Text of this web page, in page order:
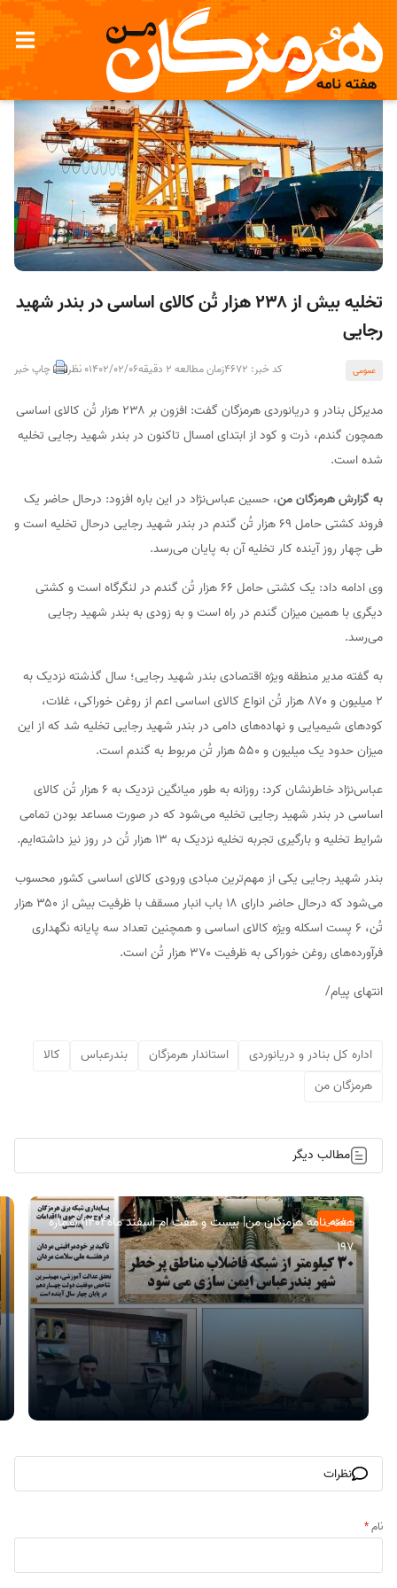
تخلیه بیش از ۲۳۸ هزار تُن کالای اساسی در بندر شهید
رجایی
عمومی کد خبر: 4672 زمان مطالعه 2 دقیقه 1402/02/060 نظر چاپ خبر
مدیرکل بنادر و دریانوردی هرمزگان گفت: افزون بر ۲۳۸ هزار تُن کالای اساسی
همچون گندم، ذرت و کود از ابتدای امسال تاکنون در بندر شهید رجایی تخلیه
شده است.
به گزارش هرمزگان من، حسین عباس‌نژاد در این باره افزود: درحال حاضر یک
فروند کشتی حامل ۶۹ هزار تُن گندم در بندر شهید رجایی درحال تخلیه است و
طی چهار روز آینده کار تخلیه آن به پایان می‌رسد.
وی ادامه داد: یک کشتی حامل ۶۶ هزار تُن گندم در لنگرگاه است و کشتی
دیگری با همین میزان گندم در راه است و به زودی به بندر شهید رجایی
می‌رسد.
به گفته مدیر منطقه ویژه اقتصادی بندر شهید رجایی؛ سال گذشته نزدیک به
۲ میلیون و ۸۷۰ هزار تُن انواع کالای اساسی اعم از روغن خوراکی، غلات،
کودهای شیمیایی و نهاده‌های دامی در بندر شهید رجایی تخلیه شد که از این
میزان حدود یک میلیون و ۵۵۰ هزار تُن مربوط به گندم است.
عباس‌نژاد خاطرنشان کرد: روزانه به طور میانگین نزدیک به ۶ هزار تُن کالای
اساسی در بندر شهید رجایی تخلیه می‌شود که در صورت مساعد بودن تمامی
شرایط تخلیه و بارگیری تجربه تخلیه نزدیک به ۱۳ هزار تُن در روز نیز داشته‌ایم.
بندر شهید رجایی یکی از مهم‌ترین مبادی ورودی کالای اساسی کشور محسوب
می‌شود که درحال حاضر دارای ۱۸ باب انبار مسقف با ظرفیت بیش از ۳۵۰ هزار
تُن، ۶ پست اسکله ویژه کالای اساسی و همچنین تعداد سه پایانه نگهداری
فرآورده‌های روغن خوراکی به ظرفیت ۳۷۰ هزار تُن است.
انتهای پیام/
اداره کل بنادر و دریانوردی استاندار هرمزگان بندرعباس
کالا
هرمزگان من
مطالب دیگر
عمومی
هفته نامه هرمزگان من| بیست و هفت ام اسفند ماه۱۴۰۴| شماره
197
نظرات
نام*